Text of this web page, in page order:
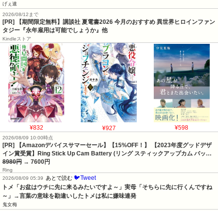
げぇ速
2026/08/12まで
[PR] 【期間限定無料】講談社 夏電書2026 今月のおすすめ 異世界ヒロインファン
タジー『永年雇用は可能でしょうか』他
Kindleストア
¥832 ¥927 ¥598
2026/08/09 10:00時点
[PR] 【Amazonデバイスサマーセール】【15%OFF！】 【2023年度グッドデザ
イン賞受賞】Ring Stick Up Cam Battery (リング スティックアップカム バッ…
8980円 → 7600円
Ring
2026/08/09 05:39
あとで読む 🐦Tweet
トメ「お盆はウチに先に来るみたいですよ～」実母「そちらに先に行くんですね
～」→言葉の意味を勘違いしたトメは私に嫌味連発
鬼女梅